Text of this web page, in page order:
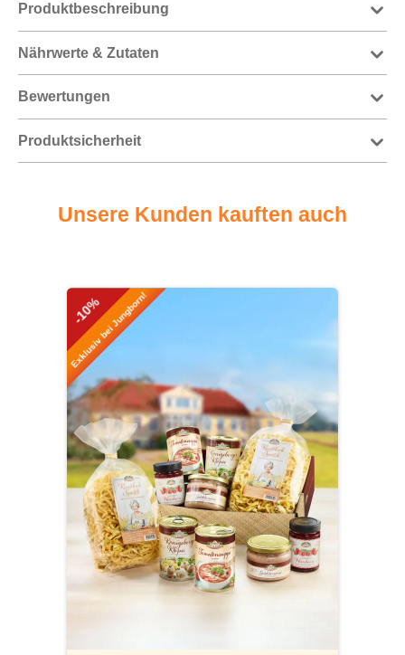
Produktbeschreibung
Nährwerte & Zutaten
Bewertungen
Produktsicherheit
Unsere Kunden kauften auch
Produktgalerie überspringen
-10%
Exklusiv bei Jungborn!